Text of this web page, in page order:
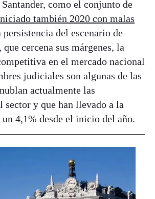
como el conjunto de
también 2020 con malas
persistencia del escenario de
cercena sus márgenes, la
en el mercado nacional
judiciales son algunas de las
actualmente las
sector y que han llevado a la
4,1% desde el inicio del año.